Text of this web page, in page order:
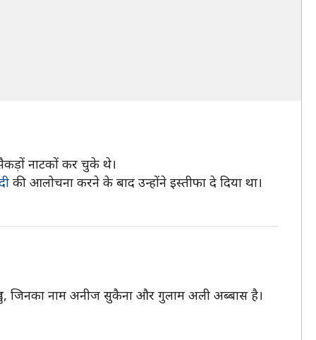
नाटकों कर चुके थे।
की आलोचना करने के बाद उन्होंने इस्तीफा दे दिया था।
जिनका नाम अनीज सुकैना और गुलाम अली अब्बास है।